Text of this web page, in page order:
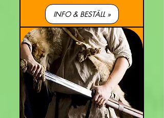
INFO & BESTÄLL »